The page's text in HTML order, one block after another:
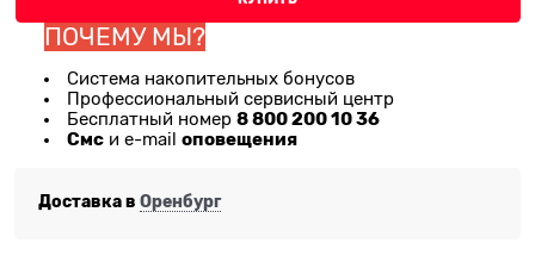
ПОЧЕМУ МЫ?
Система накопительных бонусов
Профессиональный сервисный центр
Бесплатный номер 8 800 200 10 36
Смс и e-mail оповещения
Доставка в Оренбург